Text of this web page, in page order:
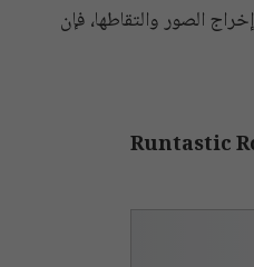
الصور والتقاطها، فإن